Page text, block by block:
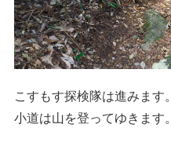
こすもす探検隊は進みます。
小道は山を登ってゆきます。